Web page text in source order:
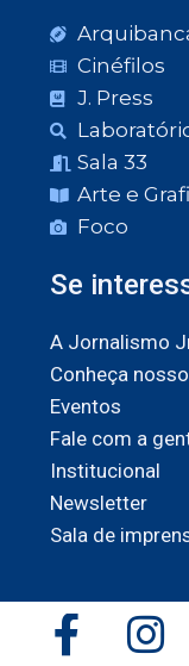
Cinéfilos
J. Press
Sala 33
Arte e
Foco
Se
A Jornalismo
Conheça
Eventos
Fale com a
Institucional
Newsletter
Sala de